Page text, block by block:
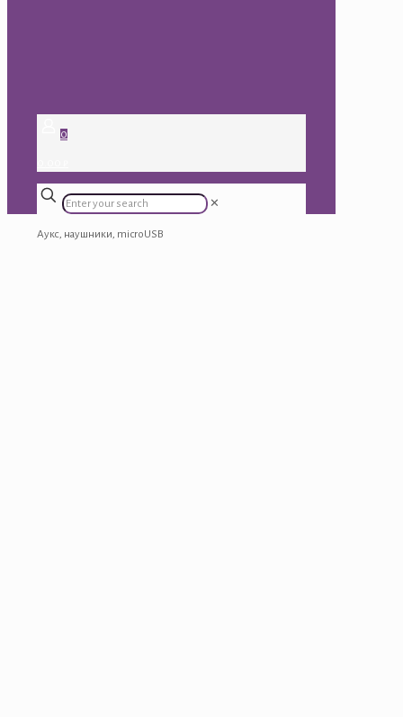
0
✕
Аукс, наушники, microUSB